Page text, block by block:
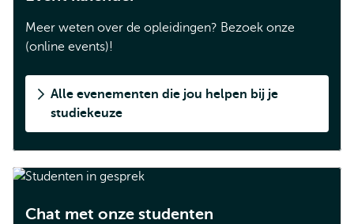
Meer weten over de opleidingen? Bezoek onze
(online events)!
Alle evenementen die jou helpen bij je
studiekeuze
Chat met onze studenten